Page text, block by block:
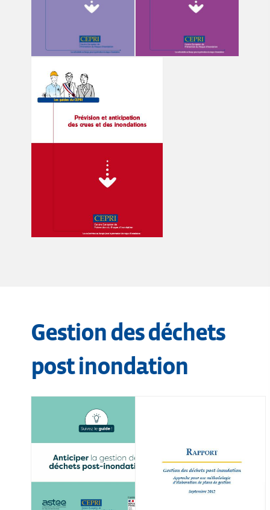
Gestion des déchets
post inondation